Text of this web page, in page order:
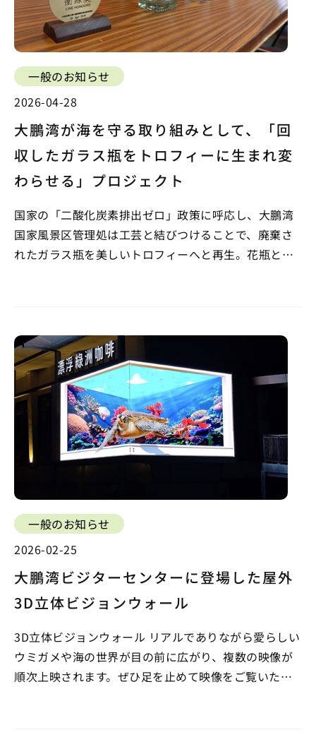
一般のお知らせ
2026-04-28
大鵬湾が海を守る取り組みとして、「回
収したガラス瓶をトロフィーに生まれ変
わらせる」プロジェクト
国家の「二酸化炭素排出ゼロ」政策に呼応し、大鵬湾
国家風景区管理処は工芸と結びつけることで、廃棄さ
れたガラス瓶を美しいトロフィーへと再生。花瓶とし
カットや…
一般のお知らせ
2026-02-25
大鵬湾ビジターセンターに登場した屋外
3D立体ビジョンウォール
3D立体ビジョンウォール リアルでありながら愛らしい
ウミガメや海の世界が目の前に広がり、複数の映像が
順次上映されます。ぜひ足を止めて映像をご覧いただ